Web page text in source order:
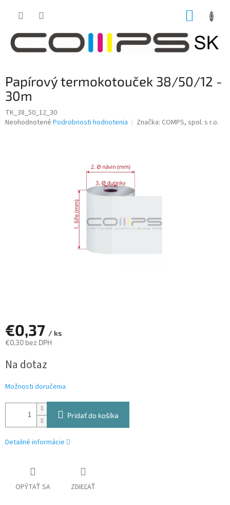
Papírový termokotouček 38/50/12 -
30m
TK_38_50_12_30
Priemerné
Neohodnotené Podrobnosti hodnotenia Značka: COMPS, spol. s r.o.
€0,37 / ks
€0,30 bez DPH
cena:
Na dotaz
Možnosti doručenia
Pridať do košíka
Detailné informácie
OPÝTAŤ SA ZDIEĽAŤ